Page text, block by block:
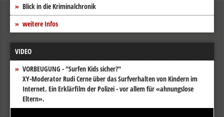
Blick in die Kriminalchronik
weitere Infos
VIDEO
VORBEUGUNG - "Surfen Kids sicher?"
XY-Moderator Rudi Cerne über das Surfverhalten von Kindern im
Internet. Ein Erklärfilm der Polizei - vor allem für «ahnungslose
Eltern».
Video-